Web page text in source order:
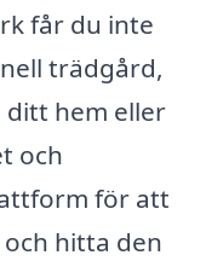
får du inte
trädgård,
ditt hem eller
och
för att
hitta den